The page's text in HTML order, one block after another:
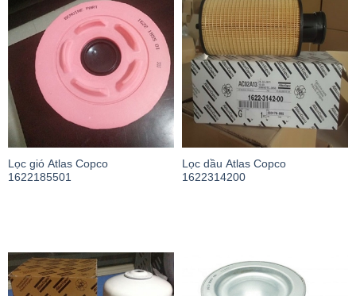
Lọc gió Atlas Copco
1622185501
Lọc dầu Atlas Copco
1622314200